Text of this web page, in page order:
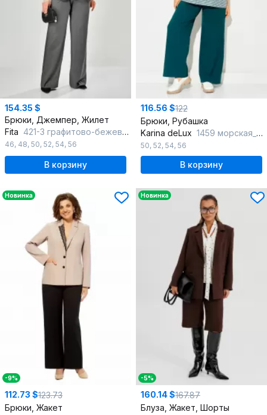
154.35 $
Брюки, Джемпер, Жилет
Fita 421-3 графитово-бежевый
46, 48, 50, 52, 54, 56
В корзину
116.56 $122
Брюки, Рубашка
Karina deLux 1459 морская_волна
50, 52, 54, 56
В корзину
Новинка
-9%
112.73 $123.73
Брюки, Жакет
Новинка
-5%
160.14 $167.87
Блуза, Жакет, Шорты